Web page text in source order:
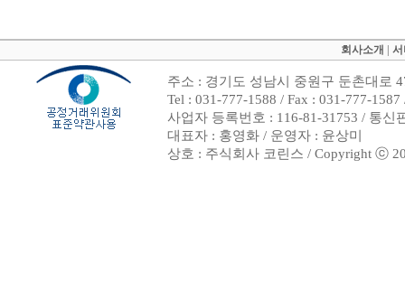
회사소개
주소 : 경기도 성남시 중원구 둔촌대로
Tel : 031-777-1588 / Fax : 031-777-
사업자 등록번호 : 116-81-31753 / 통신
대표자 : 홍영화 / 운영자 : 윤상미
상호 : 주식회사 코린스 / Copyright ⓒ